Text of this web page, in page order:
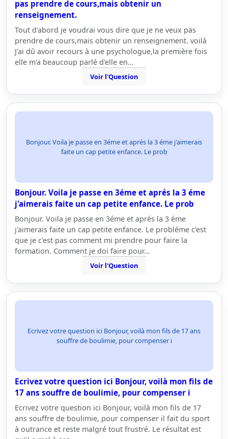
pas prendre de cours,mais obtenir un
renseignement.
Tout d'abord je voudrai vous dire que je ne veux pas
prendre de cours,mais obtenir un renseignement. voilà
J'ai dû avoir recours à une psychologue,la première fois
elle m'a beaucoup parlé d'elle en…
Voir l'Question
Bonjour. Voila je passe en 3éme et aprés la 3 éme j'aimerais
faite un cap petite enfance. Le prob
Bonjour. Voila je passe en 3éme et aprés la 3 éme
j'aimerais faite un cap petite enfance. Le prob
Bonjour. Voila je passe en 3éme et aprés la 3 éme
j'aimerais faite un cap petite enfance. Le probléme c'est
que je c'est pas comment mi prendre pour faire la
formation. Comment je doi faire pour…
Voir l'Question
Ecrivez votre question ici Bonjour, voilà mon fils de 17 ans
souffre de boulimie, pour compenser i
Ecrivez votre question ici Bonjour, voilà mon fils de
17 ans souffre de boulimie, pour compenser i
Ecrivez votre question ici Bonjour, voilà mon fils de 17
ans souffre de boulimie, pour compenser il fait du sport
à outrance et reste malgré tout frustré. Le résultat est